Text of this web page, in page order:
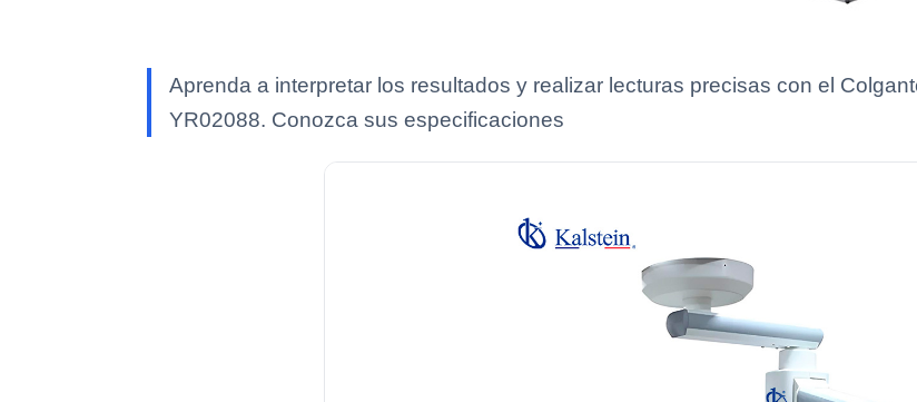
Aprenda a interpretar los resultados y realizar lecturas precisas con el
YR02088. Conozca sus especificaciones